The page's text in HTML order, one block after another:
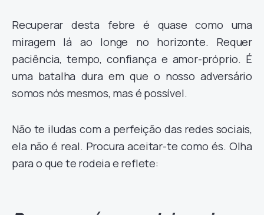
Recuperar desta febre é quase como uma
miragem lá ao longe no horizonte. Requer
paciência, tempo, confiança e amor-próprio. É
uma batalha dura em que o nosso adversário
somos nós mesmos, mas é possível.
Não te iludas com a perfeição das redes sociais,
ela não é real. Procura aceitar-te como és. Olha
para o que te rodeia e reflete: